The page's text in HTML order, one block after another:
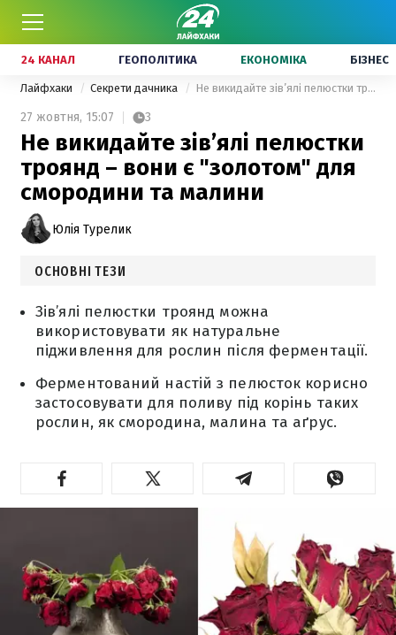
24 КАНАЛ ГЕОПОЛІТИКА ЕКОНОМІКА БІЗНЕС
Лайфхаки Секрети дачника Не викидайте зів’ялі пелюстки троянд – вони є "золотом" для смородини та малини
27 жовтня, 15:07 3
Не викидайте зів’ялі пелюстки
троянд – вони є "золотом" для
смородини та малини
Юлія Турелик
ОСНОВНІ ТЕЗИ
Зів’ялі пелюстки троянд можна
використовувати як натуральне
підживлення для рослин після ферментації.
Ферментований настій з пелюсток корисно
застосовувати для поливу під корінь таких
рослин, як смородина, малина та аґрус.